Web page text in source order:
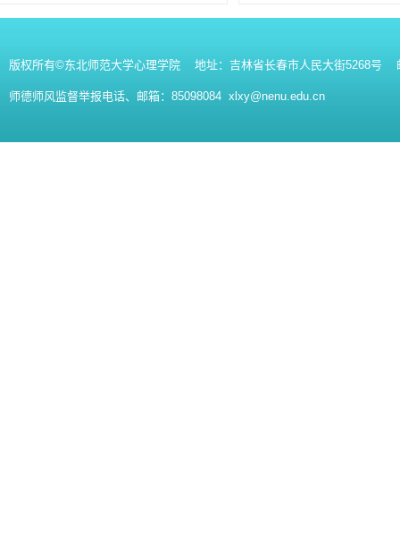
版权所有©东北师范大学心理学院 地址：吉林省长春市人民大街5268号
师德师风监督举报电话、邮箱：85098084 xlxy@nenu.edu.cn